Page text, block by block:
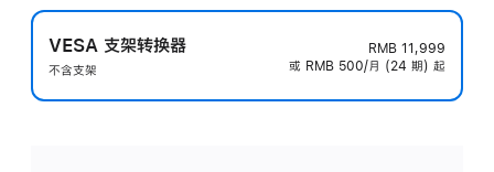
VESA 支架转换器
不含支架
RMB 11,999
或 RMB 500/月 (24 期) 起